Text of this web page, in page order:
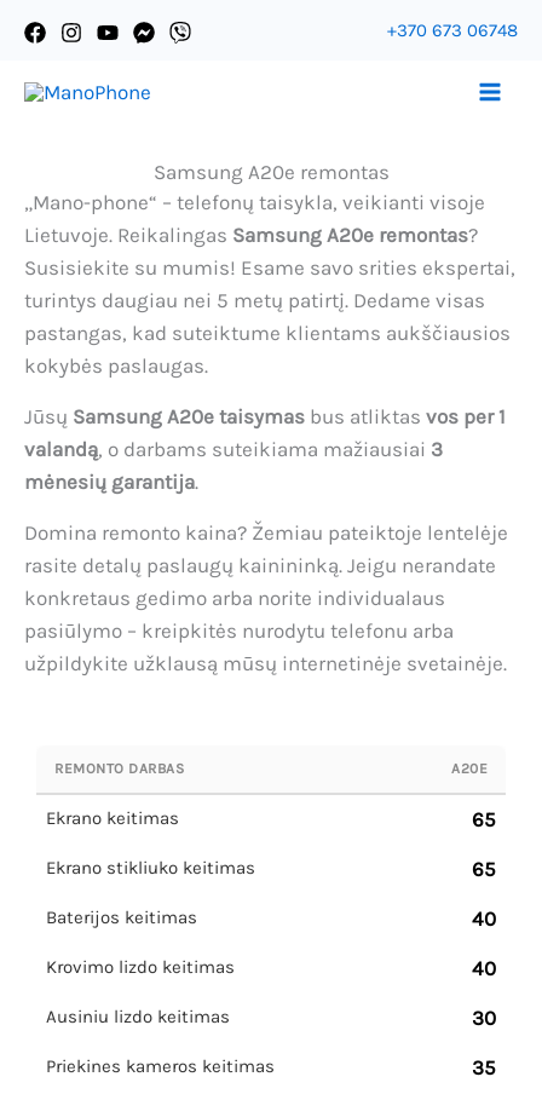
Pereiti
prie
turinio
+370 673 06748
Samsung A20e remontas
„Mano-phone“ – telefonų taisykla, veikianti visoje
Lietuvoje. Reikalingas Samsung A20e remontas?
Susisiekite su mumis! Esame savo srities ekspertai,
turintys daugiau nei 5 metų patirtį. Dedame visas
pastangas, kad suteiktume klientams aukščiausios
kokybės paslaugas.
Jūsų Samsung A20e taisymas bus atliktas vos per 1
valandą, o darbams suteikiama mažiausiai 3
mėnesių garantija.
Domina remonto kaina? Žemiau pateiktoje lentelėje
rasite detalų paslaugų kainininką. Jeigu nerandate
konkretaus gedimo arba norite individualaus
pasiūlymo – kreipkitės nurodytu telefonu arba
užpildykite užklausą mūsų internetinėje svetainėje.
REMONTO DARBAS A20E
Ekrano keitimas 65
Ekrano stikliuko keitimas 65
Baterijos keitimas 40
Krovimo lizdo keitimas 40
Ausiniu lizdo keitimas 30
Priekines kameros keitimas 35